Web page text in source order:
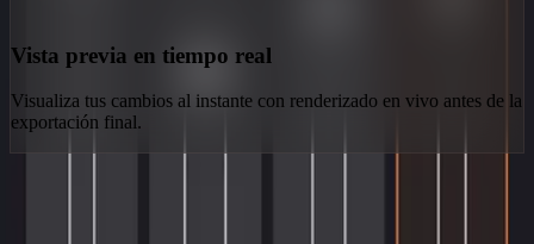
Vista previa en tiempo real
Visualiza tus cambios al instante con renderizado en vivo antes de la
exportación final.